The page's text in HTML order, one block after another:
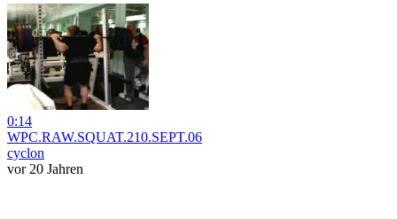
0:14
WPC.RAW.SQUAT.210.SEPT.06
cyclon
vor 20 Jahren